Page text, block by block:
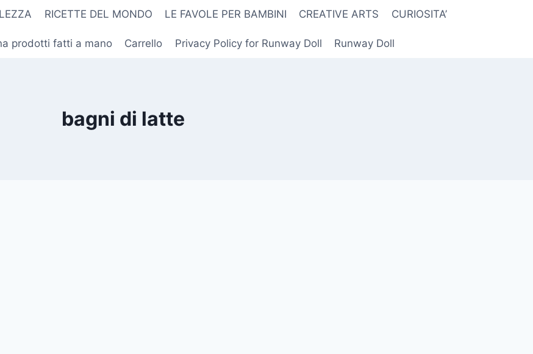
RICETTE DEL MONDO LE FAVOLE PER BAMBINI CREATIVE ARTS CURIOSITA’
prodotti fatti a mano Carrello Privacy Policy for Runway Doll Runway Doll
bagni di latte